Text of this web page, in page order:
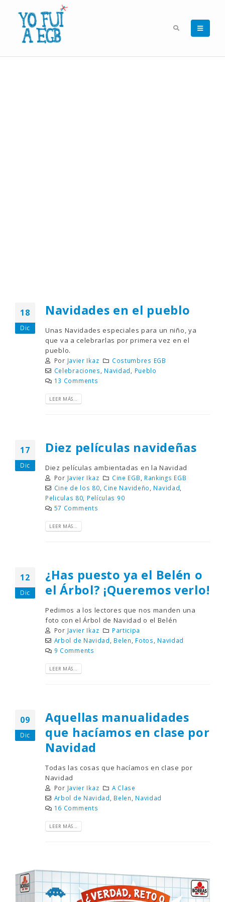
18
Dic
Navidades en el pueblo
Unas Navidades especiales para un niño, ya
que va a celebrarlas por primera vez en el
pueblo.
Por Javier Ikaz
Costumbres EGB
Celebraciones
Navidad
Pueblo
13 Comments
LEER MÁS...
17
Dic
Diez películas navideñas
Diez películas ambientadas en la Navidad
Por Javier Ikaz Cine EGB
Rankings EGB
Cine de los 80 Cine Navideño Navidad
Peliculas 80 Películas 90
57 Comments
LEER MÁS...
12
Dic
¿Has puesto ya el Belén o
el Árbol? ¡Queremos verlo!
Pedimos a los lectores que nos manden una
foto con el Árbol de Navidad o el Belén
Por Javier Ikaz
Participa
Arbol de Navidad
Belen Fotos
Navidad
9 Comments
LEER MÁS...
09
Dic
Aquellas manualidades
que hacíamos en clase por
Navidad
Todas las cosas que hacíamos en clase por
Navidad
Por Javier Ikaz
A Clase
Arbol de Navidad
Belen
Navidad
16 Comments
LEER MÁS...